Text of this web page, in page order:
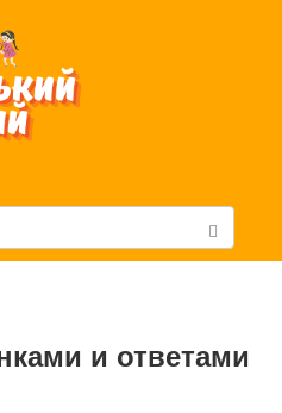
с
и ответами